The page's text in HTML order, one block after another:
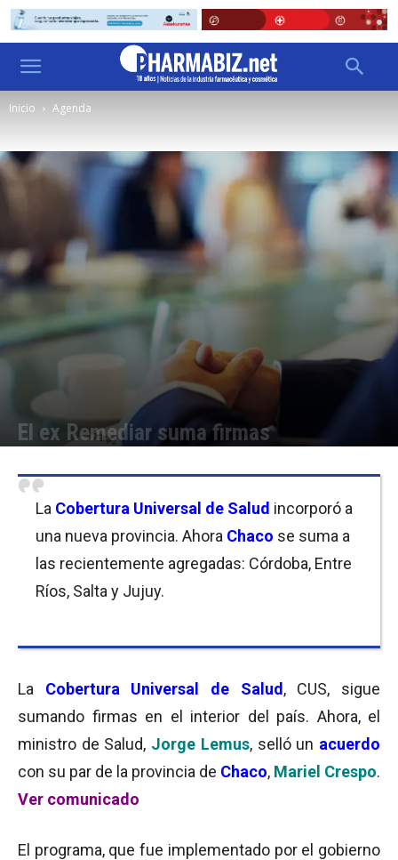
Inicio Agenda
El ex Remediar suma firmas
La Cobertura Universal de Salud incorporó a
una nueva provincia. Ahora Chaco se suma a
las recientemente agregadas: Córdoba, Entre
Ríos, Salta y Jujuy.
La Cobertura Universal de Salud , CUS, sigue
sumando firmas en el interior del país. Ahora, el
ministro de Salud, Jorge Lemus, selló un acuerdo
con su par de la provincia de Chaco, Mariel Crespo.
Ver comunicado
El programa, que fue implementado por el gobierno